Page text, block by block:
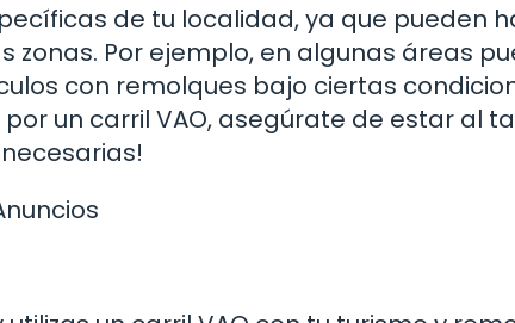
de tu localidad, ya que pueden
Por ejemplo, en algunas áreas
con remolques bajo ciertas
un carril VAO, asegúrate de estar al